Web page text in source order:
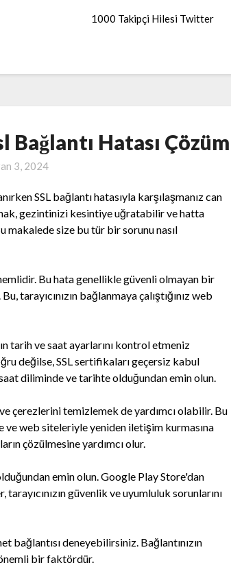
1000 Takipçi Hilesi Twitter
Hatası Çözüm
3, 2024
SSL bağlantı hatasıyla karşılaşmanız can
gezintinizi kesintiye uğratabilir ve hatta
size bu tür bir sorunu nasıl
Bu hata genellikle güvenli olmayan bir
tarayıcınızın bağlanmaya çalıştığınız web
tarih ve saat ayarlarını kontrol etmeniz
değilse, SSL sertifikaları geçersiz kabul
diliminde ve tarihte olduğundan emin olun.
çerezlerini temizlemek de yardımcı olabilir. Bu
ve web siteleriyle yeniden iletişim kurmasına
çözülmesine yardımcı olur.
emin olun. Google Play Store'dan
güvenlik ve uyumluluk sorunlarını
bağlantısı deneyebilirsiniz. Bağlantınızın
önemli bir faktördür.